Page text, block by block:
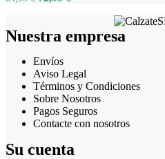
Nuestra empresa
Envíos
Aviso Legal
Términos y Condiciones
Sobre Nosotros
Pagos Seguros
Contacte con nosotros
Su cuenta